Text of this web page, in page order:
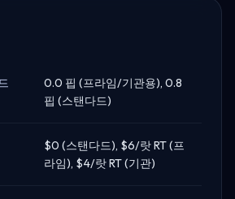
0.0 핍 (프라임/기관용), 0.8
핍 (스탠다드)
$0 (스탠다드), $6/랏 RT (프
라임), $4/랏 RT (기관)